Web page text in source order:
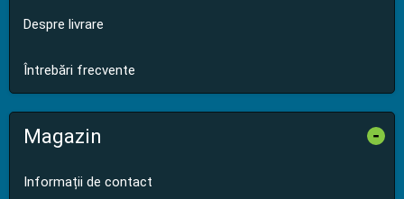
Despre livrare
Întrebări frecvente
Magazin -
Informații de contact